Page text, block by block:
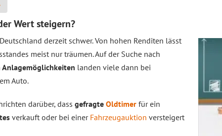
Wert steigern?
derzeit schwer. Von hohen Renditen lässt
meist nur träumen. Auf der Suche nach
Anlagemöglichkeiten landen viele dann bei
Auto.
darüber, dass gefragte Oldtimer für ein
verkauft oder bei einer Fahrzeugauktion versteigert